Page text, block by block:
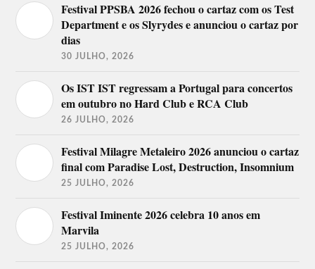
Festival PPSBA 2026 fechou o cartaz com os Test
Department e os Slyrydes e anunciou o cartaz por
dias
30 JULHO, 2026
Os IST IST regressam a Portugal para concertos
em outubro no Hard Club e RCA Club
26 JULHO, 2026
Festival Milagre Metaleiro 2026 anunciou o cartaz
final com Paradise Lost, Destruction, Insomnium
25 JULHO, 2026
Festival Iminente 2026 celebra 10 anos em
Marvila
25 JULHO, 2026